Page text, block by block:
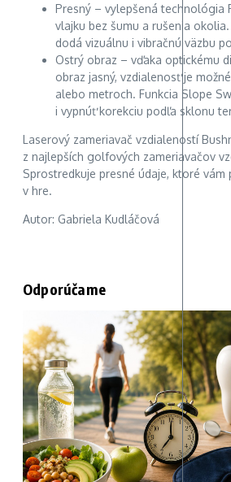
Presný – vylepšená technológia
vlajku bez šumu a rušenia okolia.
dodá vizuálnu i vibračnú väzbu
Ostrý obraz – vďaka optickému
obraz jasný, vzdialenosť je
alebo metroch. Funkcia Slope
i vypnúť korekciu podľa sklonu
Laserový zameriavač vzdialeností
z najlepších golfových zameriavačov
Sprostredkuje presné údaje, ktoré vám
v hre.
Autor: Gabriela Kudláčová
Odporúčame